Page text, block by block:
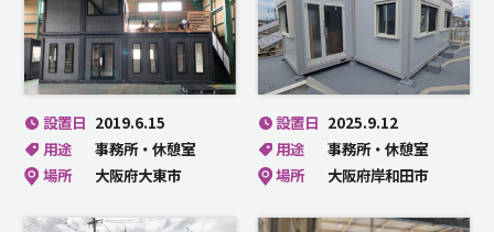
設置日 2019.6.15
用途
事務所・休憩室
場所
大阪府大東市
設置日 2025.9.12
用途
事務所・休憩室
場所
大阪府岸和田市